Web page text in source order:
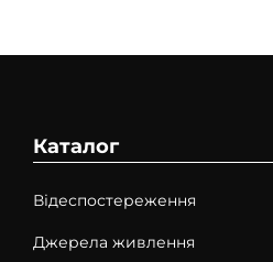
Каталог
Відеспостереження
Джерела живлення